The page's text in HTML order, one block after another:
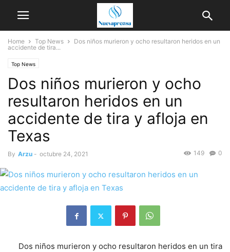
Home Top News
Dos niños murieron y ocho resultaron heridos en un
accidente de tira...
Top News
Dos niños murieron y ocho
resultaron heridos en un
accidente de tira y afloja en
Texas
By Arzu - octubre 24, 2021 0
149
Dos niños murieron y ocho resultaron heridos en un tira